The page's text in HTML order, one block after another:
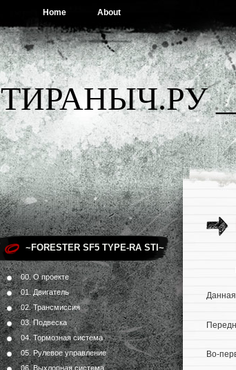
Home About
ТИРАНЫЧ.РУ
~FORESTER SF5 TYPE-RA STI~
00. О проекте
01. Двигатель
02. Трансмиссия
03. Подвеска
04. Тормозная система
05. Рулевое управление
06. Выхлопная система
Во-